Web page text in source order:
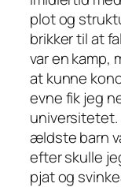
plot og
brikker til at
var en kamp,
at kunne
evne fik jeg
universitetet.
ældste barn
efter skulle
pjat og